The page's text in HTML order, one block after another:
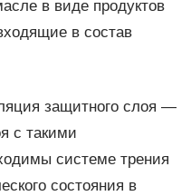
в виде продуктов
в состав
защитного слоя —
с такими
системе трения
состояния в